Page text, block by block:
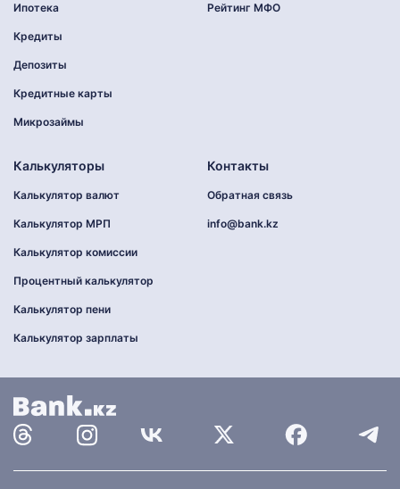
Ипотека
Кредиты
Депозиты
Кредитные карты
Микрозаймы
Рейтинг МФО
Калькуляторы
Калькулятор валют
Калькулятор МРП
Калькулятор комиссии
Процентный калькулятор
Калькулятор пени
Калькулятор зарплаты
Контакты
Обратная связь
info@bank.kz